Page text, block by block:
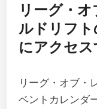
リーグ・
ルドリフ
にアクセス
リーグ・オブ・
ベントカレンダ